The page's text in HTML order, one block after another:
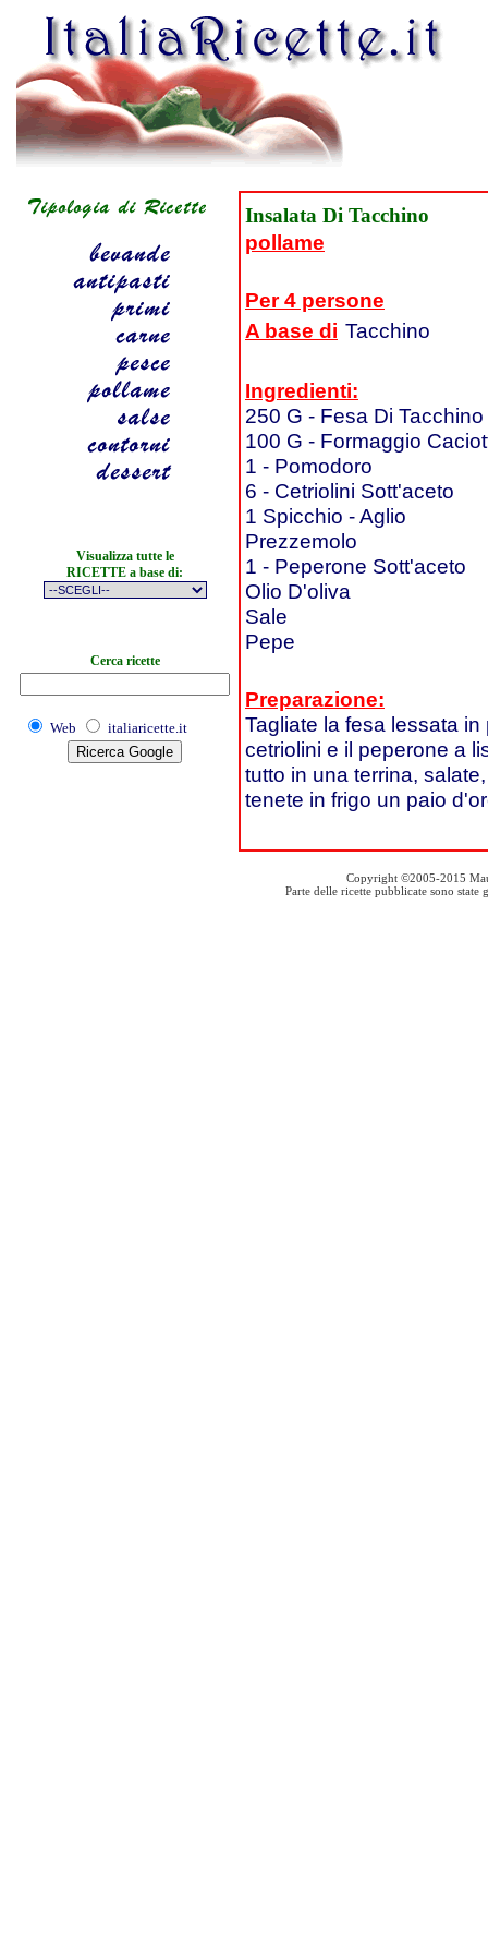
Visualizza tutte le
RICETTE a base di:
Cerca ricette
Web italiaricette.it
Insalata Di Tacchino
pollame
Per 4 persone
A base di Tacchino
Ingredienti:
250 G - Fesa Di
100 G - Formaggio
1 - Pomodoro
6 - Cetriolini Sott'aceto
1 Spicchio - Aglio
Prezzemolo
1 - Peperone Sott'aceto
Olio D'oliva
Sale
Pepe
Preparazione:
Tagliate la fesa lessata
cetriolini e il peperone a
tutto in una terrina,
tenete in frigo un paio
Copyright ©2005-2015
Parte delle ricette pubblicate sono state